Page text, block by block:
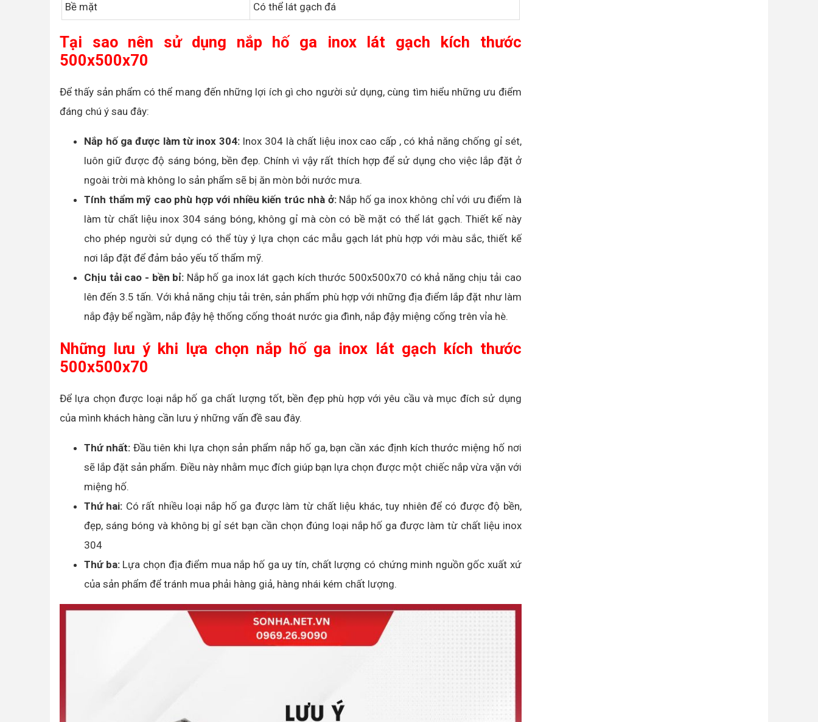
Bề mặt Có thể lát gạch đá
Tại sao nên sử dụng nắp hố ga inox lát gạch kích thước
500x500x70
Để thấy sản phẩm có thể mang đến những lợi ích gì cho người sử dụng, cùng tìm hiểu những ưu điểm
đáng chú ý sau đây:
Nắp hố ga được làm từ inox 304:Inox 304 là chất liệu inox cao cấp , có khả năng chống gỉ sét,
luôn giữ được độ sáng bóng, bền đẹp. Chính vì vậy rất thích hợp để sử dụng cho việc lắp đặt ở
ngoài trời mà không lo sản phẩm sẽ bị ăn mòn bởi nước mưa.
Tính thẩm mỹ cao phù hợp với nhiều kiến trúc nhà ở:Nắp hố ga inox không chỉ với ưu điểm là
làm từ chất liệu inox 304 sáng bóng, không gỉ mà còn có bề mặt có thể lát gạch. Thiết kế này
cho phép người sử dụng có thể tùy ý lựa chọn các mẫu gạch lát phù hợp với màu sắc, thiết kế
nơi lắp đặt để đảm bảo yếu tố thẩm mỹ.
Chịu tải cao - bền bỉ: Nắp hố ga inox lát gạch kích thước 500x500x70 có khả năng chịu tải cao
lên đến 3.5 tấn. Với khả năng chịu tải trên, sản phẩm phù hợp với những địa điểm lắp đặt như làm
nắp đậy bể ngầm, nắp đậy hệ thống cống thoát nước gia đình, nắp đậy miệng cống trên vỉa hè.
Những lưu ý khi lựa chọn nắp hố ga inox lát gạch kích thước
500x500x70
Để lựa chọn được loại nắp hố ga chất lượng tốt, bền đẹp phù hợp với yêu cầu và mục đích sử dụng
của mình khách hàng cần lưu ý những vấn đề sau đây.
Thứ nhất:Đầu tiên khi lựa chọn sản phẩm nắp hố ga, bạn cần xác định kích thước miệng hố nơi
sẽ lắp đặt sản phẩm. Điều này nhằm mục đích giúp bạn lựa chọn được một chiếc nắp vừa vặn với
miệng hố.
Thứ hai: Có rất nhiều loại nắp hố ga được làm từ chất liệu khác, tuy nhiên để có được độ bền,
đẹp, sáng bóng và không bị gỉ sét bạn cần chọn đúng loại nắp hố ga được làm từ chất liệu inox
304
Thứ ba:Lựa chọn địa điểm mua nắp hố ga uy tín, chất lượng có chứng minh nguồn gốc xuất xứ
của sản phẩm để tránh mua phải hàng giả, hàng nhái kém chất lượng.